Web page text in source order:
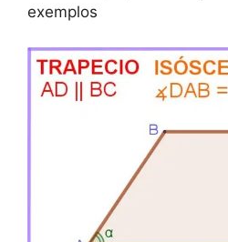
exemplos